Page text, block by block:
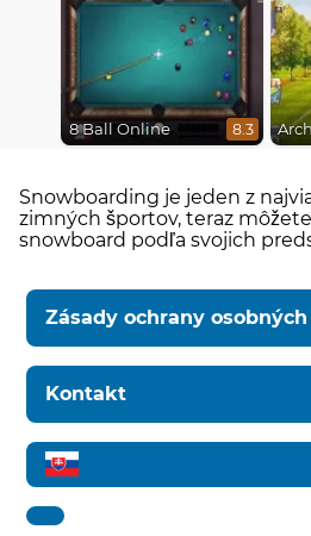
8 Ball Online 8.3
Snowboarding je jeden z
zimných športov, teraz
snowboard podľa svojich
Zásady ochrany
Kontakt